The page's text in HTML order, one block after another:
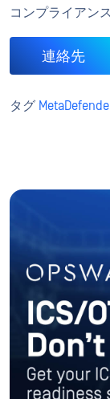
コンプライアン
連絡先
タグ